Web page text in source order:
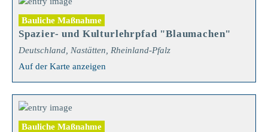
Bauliche Maßnahme
Spazier- und Kulturlehrpfad "Blaumachen"
Deutschland, Nastätten, Rheinland-Pfalz
Auf der Karte anzeigen
Bauliche Maßnahme